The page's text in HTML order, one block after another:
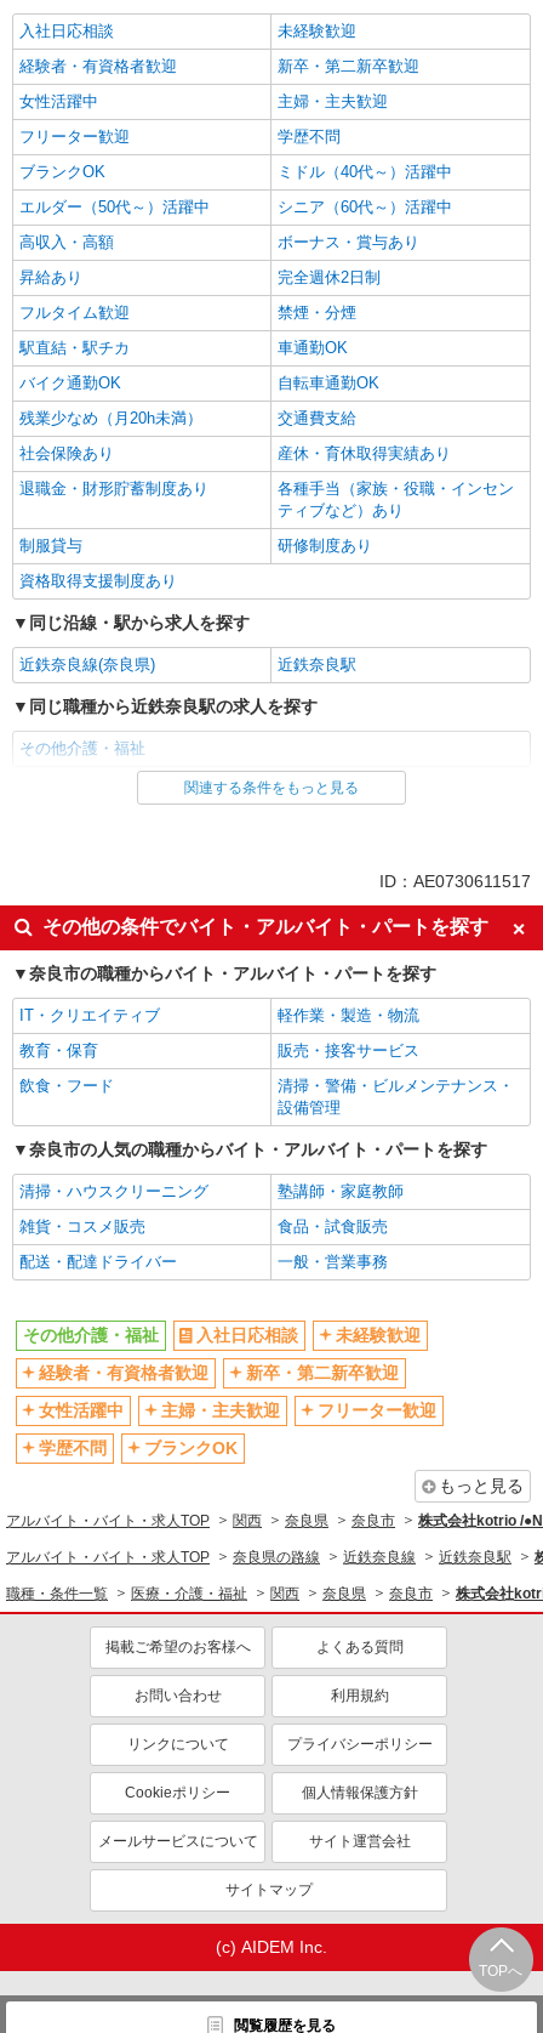
入社日応相談
未経験歓迎
経験者・有資格者歓迎
新卒・第二新卒歓迎
女性活躍中
主婦・主夫歓迎
フリーター歓迎
学歴不問
ブランクOK
ミドル（40代～）活躍中
エルダー（50代～）活躍中
シニア（60代～）活躍中
高収入・高額
ボーナス・賞与あり
昇給あり
完全週休2日制
フルタイム歓迎
禁煙・分煙
駅直結・駅チカ
車通勤OK
バイク通勤OK
自転車通勤OK
残業少なめ（月20h未満）
交通費支給
社会保険あり
産休・育休取得実績あり
退職金・財形貯蓄制度あり
各種手当（家族・役職・インセン
ティブなど）あり
制服貸与
研修制度あり
資格取得支援制度あり
同じ沿線・駅から求人を探す
近鉄奈良線(奈良県) 近鉄奈良駅
同じ職種から近鉄奈良駅の求人を探す
その他介護・福祉
同じ雇用形態から近鉄奈良駅の求人を探す
入社日応相談
未経験歓迎
経験者・有資格者歓迎
新卒・第二新卒歓迎
女性活躍中
主婦・主夫歓迎
フリーター歓迎
学歴不問
ブランクOK
ミドル（40代～）活躍中
エルダー（50代～）活躍中
シニア（60代～）活躍中
高収入・高額
ボーナス・賞与あり
昇給あり
完全週休2日制
フルタイム歓迎
禁煙・分煙
駅直結・駅チカ
車通勤OK
バイク通勤OK
自転車通勤OK
社会保険あり
産休・育休取得実績あり
退職金・財形貯蓄制度あり
各種手当（家族・役職・インセン
ティブなど）あり
制服貸与
研修制度あり
資格取得支援制度あり
医療・介護・福祉
同じ特徴から求人を探す
未経験歓迎
ミドル（40代～）活躍中
ボーナス・賞与あり
車通勤OK
社会保険あり
産休・育休取得実績あり
関連する条件をもっと見る
ID：AE0730611517
その他の条件でバイト・アルバイト・パートを探す
奈良市の職種からバイト・アルバイト・パートを探す
IT・クリエイティブ
軽作業・製造・物流
教育・保育
販売・接客サービス
飲食・フード
清掃・警備・ビルメンテナンス・
設備管理
奈良市の人気の職種からバイト・アルバイト・パートを探す
清掃・ハウスクリーニング
塾講師・家庭教師
雑貨・コスメ販売
食品・試食販売
配送・配達ドライバー
一般・営業事務
TOPへ
閲覧履歴を見る
その他介護・福祉 入社日応相談
未経験歓迎
経験者・有資格者歓迎
新卒・第二新卒歓迎
女性活躍中
主婦・主夫歓迎
フリーター歓迎
学歴不問
ブランクOK
もっと見る
アルバイト・バイト・求人TOP 関西 奈良県 奈良市 株式会社kotrio /
アルバイト・バイト・求人TOP 奈良県の路線 近鉄奈良線 近鉄奈良駅
職種・条件一覧 医療・介護・福祉 関西 奈良県 奈良市 株式会社
掲載ご希望のお客様へ よくある質問
お問い合わせ 利用規約
リンクについて プライバシーポリシー
Cookieポリシー 個人情報保護方針
メールサービスについて サイト運営会社
サイトマップ
(c) AIDEM Inc.